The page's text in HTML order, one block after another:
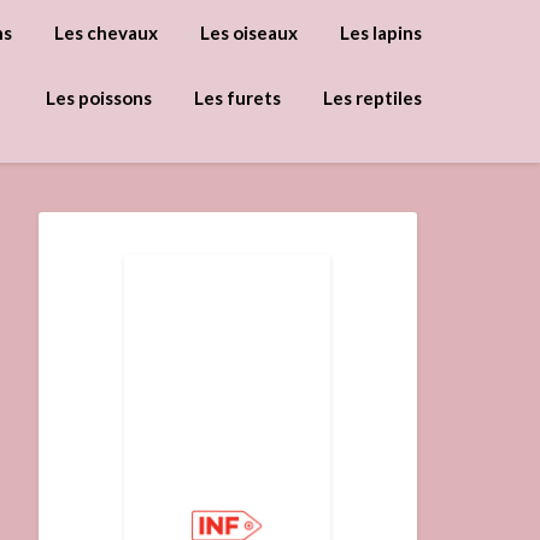
Les chevaux Les oiseaux Les lapins
Les poissons Les furets Les reptiles